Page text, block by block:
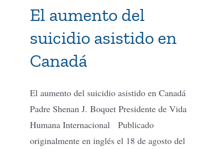
El aumento del
suicidio asistido en
Canadá
El aumento del suicidio asistido en Canadá
Padre Shenan J. Boquet Presidente de Vida
Humana Internacional Publicado
originalmente en inglés el 18 de agosto del